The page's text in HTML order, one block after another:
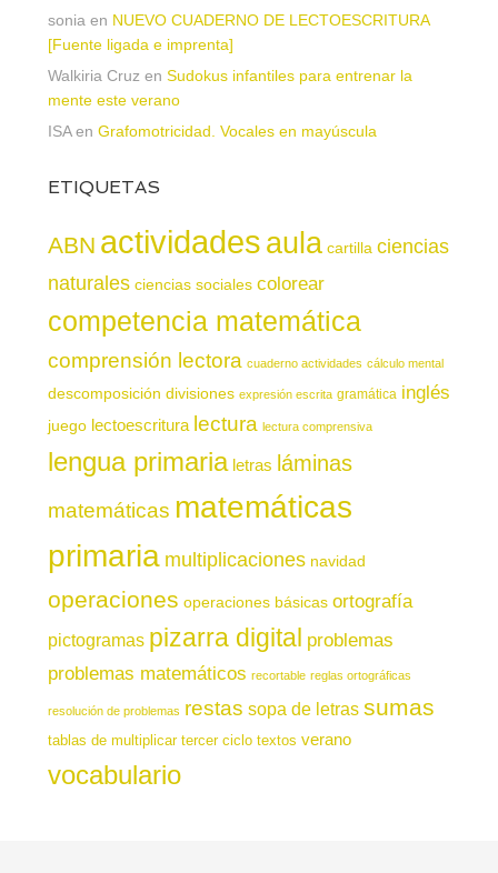
sonia en NUEVO CUADERNO DE LECTOESCRITURA
[Fuente ligada e imprenta]
Walkiria Cruz en Sudokus infantiles para entrenar la
mente este verano
ISAen Grafomotricidad. Vocales en mayúscula
ETIQUETAS
ABN actividadesaula cartilla ciencias
naturales ciencias sociales colorear
competencia matemática
comprensión lectora cuaderno actividades cálculo mental
descomposición divisiones expresión escrita gramática inglés
juego lectoescritura lectura lectura comprensiva
lengua primaria letras láminas
matemáticas matemáticas
primaria multiplicaciones navidad
operaciones operaciones básicas ortografía
pictogramas pizarra digital problemas
problemas matemáticos recortable reglas ortográficas
resolución de problemas restas sopa de letras sumas
tablas de multiplicar tercer ciclo textos verano
vocabulario